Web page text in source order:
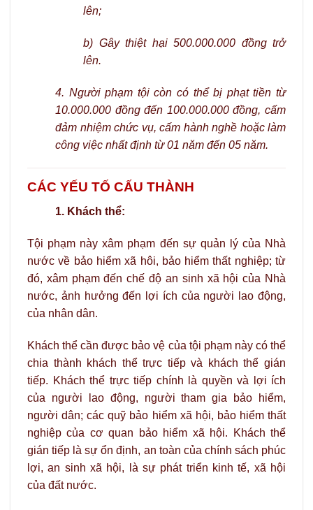
lên;
b) Gây thiệt hại 500.000.000 đồng trở
lên.
4. Người phạm tội còn có thể bị phạt tiền từ
10.000.000 đồng đến 100.000.000 đồng, cấm
đảm nhiệm chức vụ, cấm hành nghề hoặc làm
công việc nhất định từ 01 năm đến 05 năm.
CÁC YẾU TỐ CẤU THÀNH
1. Khách thể:
Tội phạm này xâm phạm đến sự quản lý của Nhà
nước về bảo hiểm xã hôi, bảo hiểm thất nghiệp; từ
đó, xâm phạm đến chế độ an sinh xã hội của Nhà
nước, ảnh hưởng đến lợi ích của người lao động,
của nhân dân.
Khách thể cần được bảo vệ của tội phạm này có thể
chia thành khách thể trực tiếp và khách thể gián
tiếp. Khách thể trực tiếp chính là quyền và lợi ích
của người lao động, người tham gia bảo hiểm,
người dân; các quỹ bảo hiểm xã hội, bảo hiểm thất
nghiệp của cơ quan bảo hiểm xã hội. Khách thể
gián tiếp là sự ổn định, an toàn của chính sách phúc
lợi, an sinh xã hội, là sự phát triển kinh tế, xã hội
của đất nước.